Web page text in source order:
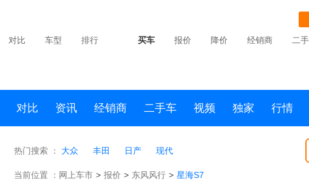
对比 车型 排行 买车 报价 降价 经销商 二
对比 资讯 经销商 二手车 视频 独家 行情
热门搜索 ： 大众 丰田 日产 现代
当前位置 ： 网上车市 > 报价 > 东风风行 > 星海S7